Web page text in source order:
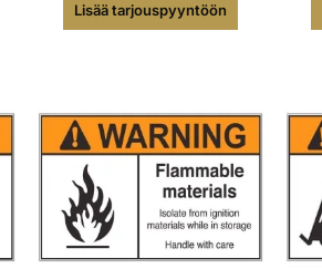
Lisää tarjouspyyntöön